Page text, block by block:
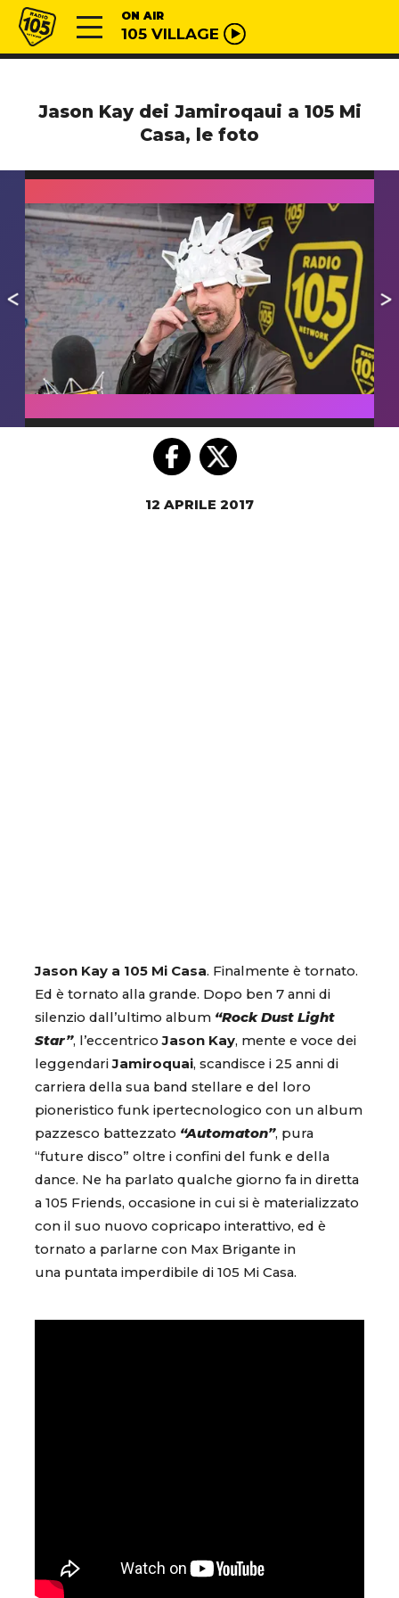
Vai al contenuto
Radio 105 ON AIR
105 VILLAGE
Jason Kay dei Jamiroqaui a 105 Mi
Casa, le foto
12 APRILE 2017
Jason Kay a 105 Mi Casa. Finalmente è tornato.
Ed è tornato alla grande. Dopo ben 7 anni di
silenzio dall’ultimo album “Rock Dust Light
Star”, l’eccentricoJason Kay, mente e voce dei
leggendariJamiroquai, scandisce i 25 anni di
carriera della sua band stellare e del loro
pioneristico funk ipertecnologico con un album
pazzesco battezzato “Automaton”, pura
“future disco” oltre i confini del funk e della
dance. Ne ha parlato qualche giorno fa in diretta
a 105 Friends, occasione in cui si è materializzato
con il suo nuovo copricapo interattivo, ed è
tornato a parlarne con Max Brigante in
una puntata imperdibile di 105 Mi Casa.